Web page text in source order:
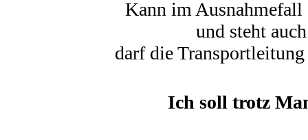
Kann im Ausnahmefall
und steht
darf die
Ich soll trotz